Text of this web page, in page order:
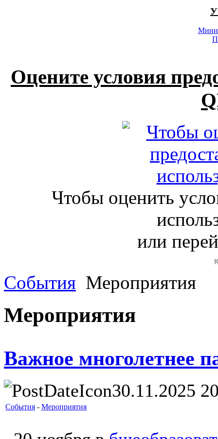
Оцените условия
Чтобы оценить
или
События Мероприятия
Мероприятия
Важное многолетнее
30.11.2025
События - Мероприятия